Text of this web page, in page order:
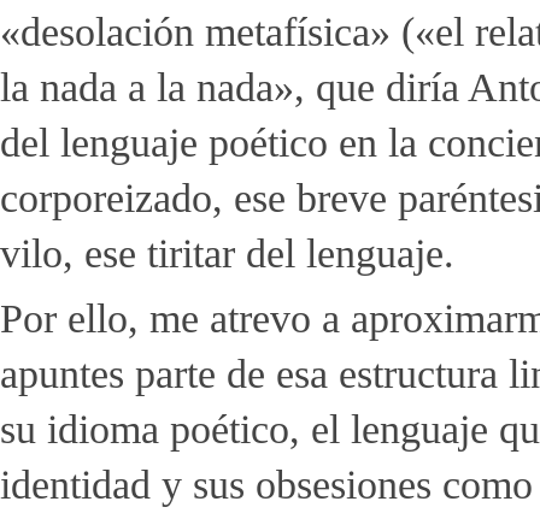
«desolación metafísica» («el
la nada a la nada», que diría
del lenguaje poético en la
corporeizado, ese breve
vilo, ese tiritar del lenguaje.
Por ello, me atrevo a
apuntes parte de esa estructura
su idioma poético, el lenguaje
identidad y sus obsesiones